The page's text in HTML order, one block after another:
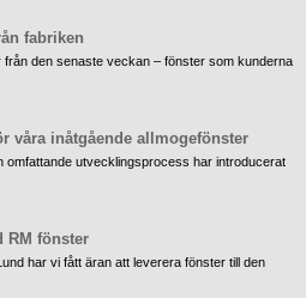
fabriken
den senaste veckan – fönster som kunderna
våra inåtgående allmogefönster
omfattande utvecklingsprocess har introducerat
RM fönster
har vi fått äran att leverera fönster till den